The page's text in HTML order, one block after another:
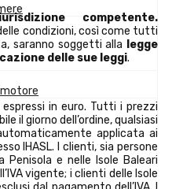
competente.
condizioni, così come tutti
saranno soggetti alla
legge
delle sue leggi.
espressi in euro. Tutti i prezzi
il giorno dell’ordine, qualsiasi
applicata ai
IHASL. I clienti, sia persone
e nelle Isole Baleari
vigente; i clienti delle Isole